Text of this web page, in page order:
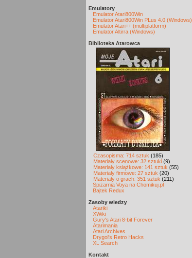
Emulatory
Emulator Atari800Win
Emulator Atari800Win PLus 4.0 (Windows)
Emulator Atari++ (multiplatform)
Emulator Altirra (Windows)
Biblioteka Atarowca
Czasopisma: 714 sztuk (185)
Materiały scenowe: 32 sztuki (9)
Materiały książkowe: 141 sztuk (55)
Materiały firmowe: 27 sztuk (20)
Materiały o grach: 351 sztuk (211)
Spiżarnia Voya na Chomikuj.pl
Bajtek Redux
Zasoby wiedzy
Atariki
XWiki
Gury's Atari 8-bit Forever
Atarimania
Atari Archives
Drygol's Retro Hacks
XL Search
Kontakt